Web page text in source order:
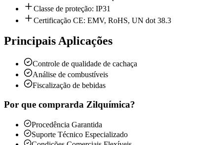
Classe de proteção: IP31
Certificação CE: EMV, RoHS, UN dot 38.3
Principais Aplicações
Controle de qualidade de cachaça
Análise de combustíveis
Fiscalização de bebidas
Por que comprarda Zilquímica?
Procedência Garantida
Suporte Técnico Especializado